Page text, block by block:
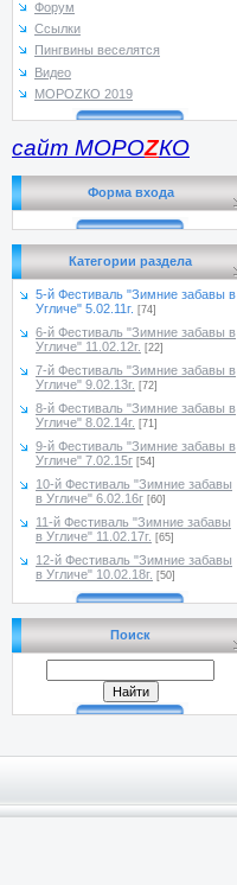
Форум
Ссылки
Пингвины веселятся
Видео
МОРОZКО 2019
сайт МОРОZКО
Форма входа
Категории раздела
5-й Фестиваль "Зимние забавы в
Угличе" 5.02.11г. [74]
6-й Фестиваль "Зимние забавы в
Угличе" 11.02.12г. [22]
7-й Фестиваль "Зимние забавы в
Угличе" 9.02.13г. [72]
8-й Фестиваль "Зимние забавы в
Угличе" 8.02.14г. [71]
9-й Фестиваль "Зимние забавы в
Угличе" 7.02.15г [54]
10-й Фестиваль "Зимние забавы
в Угличе" 6.02.16г [60]
11-й Фестиваль "Зимние забавы
в Угличе" 11.02.17г. [65]
12-й Фестиваль "Зимние забавы
в Угличе" 10.02.18г. [50]
Поиск